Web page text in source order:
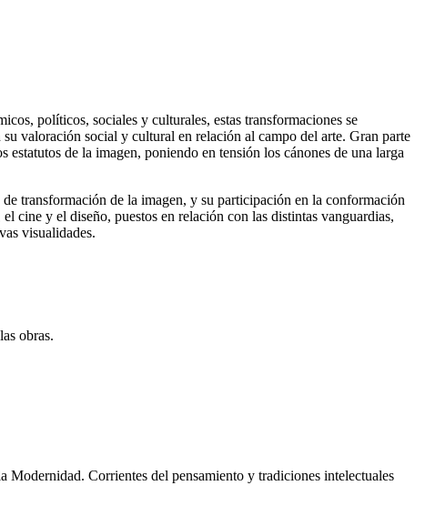
políticos, sociales y culturales, estas transformaciones se
valoración social y cultural en relación al campo del arte. Gran parte
de la imagen, poniendo en tensión los cánones de una larga
transformación de la imagen, y su participación en la conformación
cine y el diseño, puestos en relación con las distintas vanguardias,
visualidades.
obras.
Corrientes del pensamiento y tradiciones intelectuales